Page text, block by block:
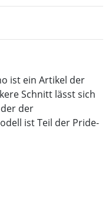
ist ein Artikel der
Schnitt lässt sich
der
ist Teil der Pride-